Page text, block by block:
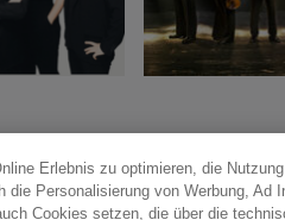
Erlebnis zu optimieren, die
Personalisierung von Werbung, Ad
Cookies setzen, die über die